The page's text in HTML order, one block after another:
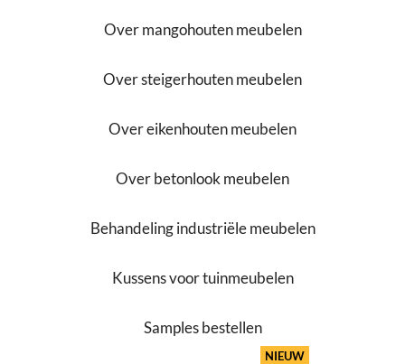
Over mangohouten meubelen
Over steigerhouten meubelen
Over eikenhouten meubelen
Over betonlook meubelen
Behandeling industriële meubelen
Kussens voor tuinmeubelen
Samples bestellen
NIEUW